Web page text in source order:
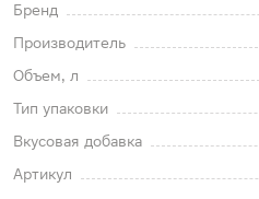
Бренд
Производитель
Объем, л
Тип упаковки
Вкусовая добавка
Артикул